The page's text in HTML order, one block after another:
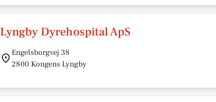
Lyngby Dyrehospital ApS
Engelsborgvej 38
2800 Kongens Lyngby